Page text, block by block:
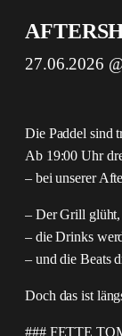
27.06.2026
Die Paddel sind
Ab 19:00 Uhr
– bei unserer
– Der Grill glüht,
– die Drinks
– und die Beats
Doch das ist
### FETTE